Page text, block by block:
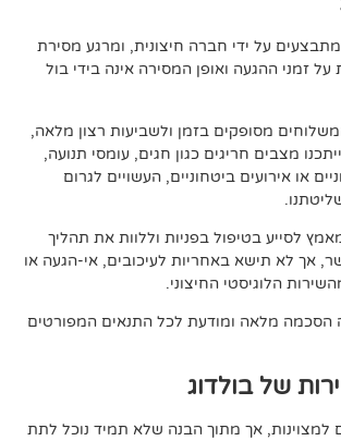
חיצונית, ומרגע מסירת
המסירה אינה בידי בול
ולשביעות רצון מלאה,
כגון חגים, עומסי תנועה,
העשויים לגרום
וללוות את תהליך
לעיכובים, אי-הגעה או
לכל התנאים המפורטים
הבנה שלא תמיד נוכל לתת